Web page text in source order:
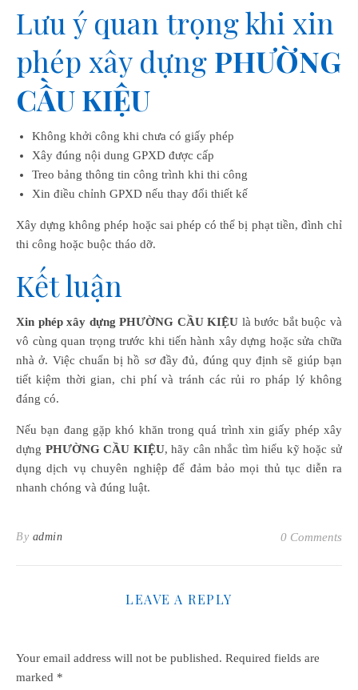
Lưu ý quan trọng khi xin
phép xây dựng PHƯỜNG
CẦU KIỆU
Không khởi công khi chưa có giấy phép
Xây đúng nội dung GPXD được cấp
Treo bảng thông tin công trình khi thi công
Xin điều chỉnh GPXD nếu thay đổi thiết kế
Xây dựng không phép hoặc sai phép có thể bị phạt tiền, đình chỉ
thi công hoặc buộc tháo dỡ.
Kết luận
Xin phép xây dựng PHƯỜNG CẦU KIỆU là bước bắt buộc và
vô cùng quan trọng trước khi tiến hành xây dựng hoặc sửa chữa
nhà ở. Việc chuẩn bị hồ sơ đầy đủ, đúng quy định sẽ giúp bạn
tiết kiệm thời gian, chi phí và tránh các rủi ro pháp lý không
đáng có.
Nếu bạn đang gặp khó khăn trong quá trình xin giấy phép xây
dựng PHƯỜNG CẦU KIỆU, hãy cân nhắc tìm hiểu kỹ hoặc sử
dụng dịch vụ chuyên nghiệp để đảm bảo mọi thủ tục diễn ra
nhanh chóng và đúng luật.
By admin 0 Comments
LEAVE A REPLY
Your email address will not be published. Required fields are
marked *